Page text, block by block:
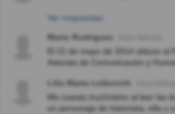
Ver respuestas
Mario Rodriguez
El 21 de mayo de 2014 obtuvo el
Asturias de Comunicación y
Lilia Marta Leibovich
Me cuesta muchísimo al leer las
un personaje de historieta, ella y